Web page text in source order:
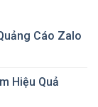
Cáo Zalo
Hiệu Quả